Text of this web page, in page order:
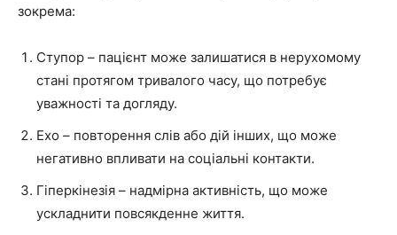
зокрема:
Ступор – пацієнт може залишатися в нерухомому
стані протягом тривалого часу, що потребує
уважності та догляду.
Ехо – повторення слів або дій інших, що може
негативно впливати на соціальні контакти.
Гіперкінезія – надмірна активність, що може
ускладнити повсякденне життя.